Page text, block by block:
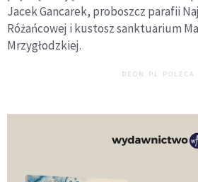
Jacek Gancarek, proboszcz parafii
Różańcowej i kustosz sanktuarium
Mrzygłodzkiej.
DEON.PL POLECA